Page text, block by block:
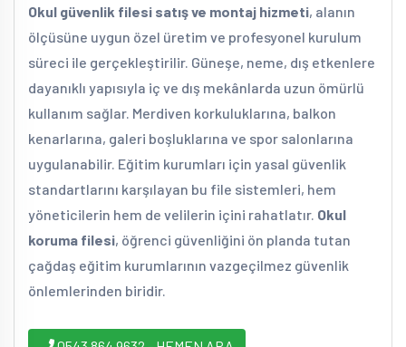
Okul güvenlik filesi satış ve montaj hizmeti, alanın
ölçüsüne uygun özel üretim ve profesyonel kurulum
süreci ile gerçekleştirilir. Güneşe, neme, dış etkenlere
dayanıklı yapısıyla iç ve dış mekânlarda uzun ömürlü
kullanım sağlar. Merdiven korkuluklarına, balkon
kenarlarına, galeri boşluklarına ve spor salonlarına
uygulanabilir. Eğitim kurumları için yasal güvenlik
standartlarını karşılayan bu file sistemleri, hem
yöneticilerin hem de velilerin içini rahatlatır. Okul
koruma filesi, öğrenci güvenliğini ön planda tutan
çağdaş eğitim kurumlarının vazgeçilmez güvenlik
önlemlerinden biridir.